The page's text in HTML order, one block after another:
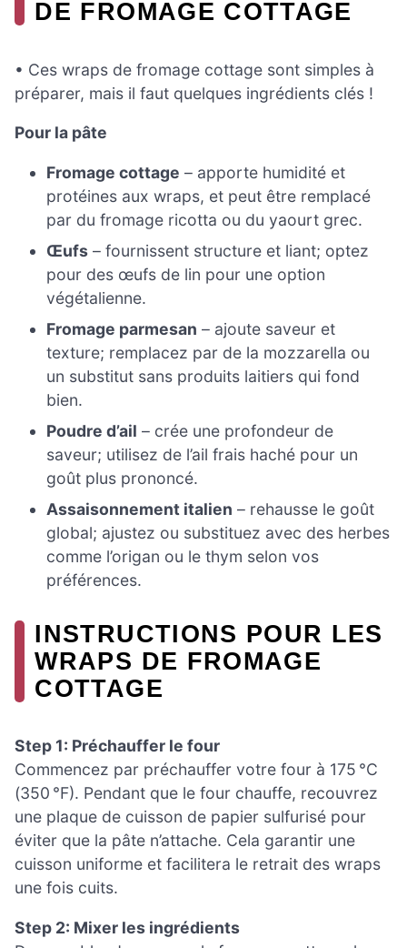
DE FROMAGE COTTAGE
• Ces wraps de fromage cottage sont simples à
préparer, mais il faut quelques ingrédients clés !
Pour la pâte
Fromage cottage – apporte humidité et
protéines aux wraps, et peut être remplacé
par du fromage ricotta ou du yaourt grec.
Œufs – fournissent structure et liant; optez
pour des œufs de lin pour une option
végétalienne.
Fromage parmesan – ajoute saveur et
texture; remplacez par de la mozzarella ou
un substitut sans produits laitiers qui fond
bien.
Poudre d’ail – crée une profondeur de
saveur; utilisez de l’ail frais haché pour un
goût plus prononcé.
Assaisonnement italien – rehausse le goût
global; ajustez ou substituez avec des herbes
comme l’origan ou le thym selon vos
préférences.
INSTRUCTIONS POUR LES
WRAPS DE FROMAGE
COTTAGE
Step 1: Préchauffer le four
Commencez par préchauffer votre four à 175 °C
(350 °F). Pendant que le four chauffe, recouvrez
une plaque de cuisson de papier sulfurisé pour
éviter que la pâte n’attache. Cela garantir une
cuisson uniforme et facilitera le retrait des wraps
une fois cuits.
Step 2: Mixer les ingrédients